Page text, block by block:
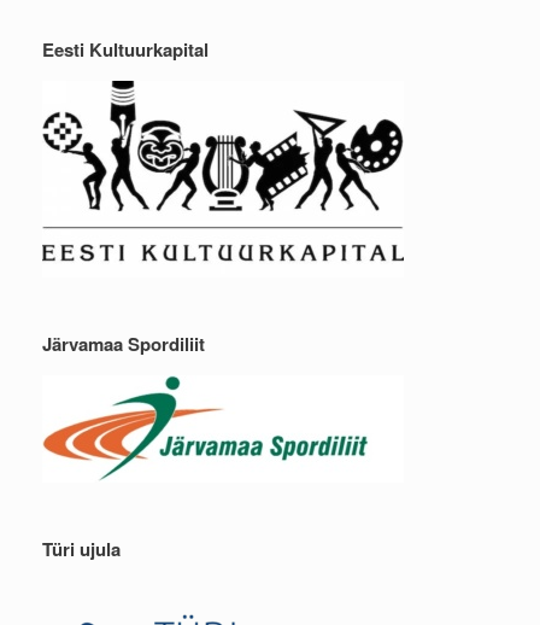
Eesti Kultuurkapital
Järvamaa Spordiliit
Türi ujula